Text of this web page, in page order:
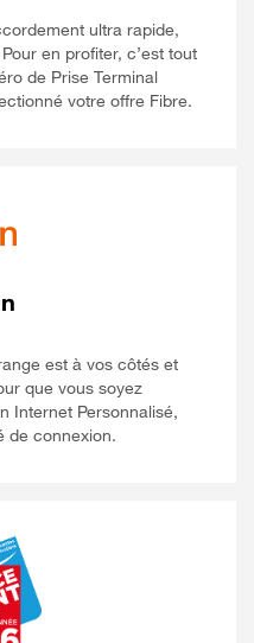
ultra rapide,
en profiter, c’est tout
de Prise Terminal
votre offre Fibre.
est à vos côtés et
que vous soyez
Internet Personnalisé,
de connexion.